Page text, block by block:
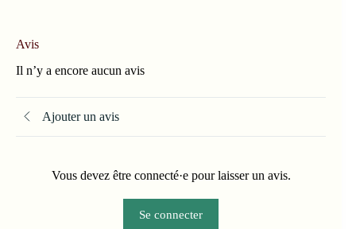
Avis
Il n’y a encore aucun avis
Ajouter un avis
Vous devez être connecté·e pour laisser un avis.
Se connecter